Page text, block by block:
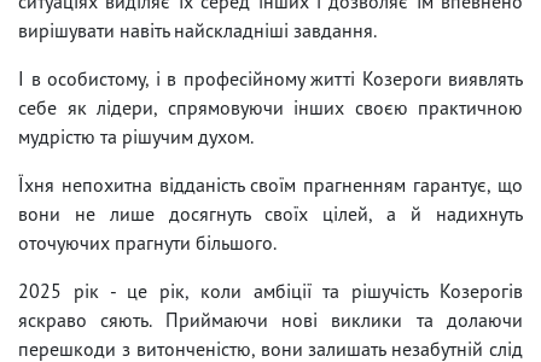
вирішувати навіть найскладніші завдання.
І в особистому, і в професійному житті Козероги виявлять
себе як лідери, спрямовуючи інших своєю практичною
мудрістю та рішучим духом.
Їхня непохитна відданість своїм прагненням гарантує, що
вони не лише досягнуть своїх цілей, а й надихнуть
оточуючих прагнути більшого.
2025 рік - це рік, коли амбіції та рішучість Козерогів
яскраво сяють. Приймаючи нові виклики та долаючи
перешкоди з витонченістю, вони залишать незабутній слід